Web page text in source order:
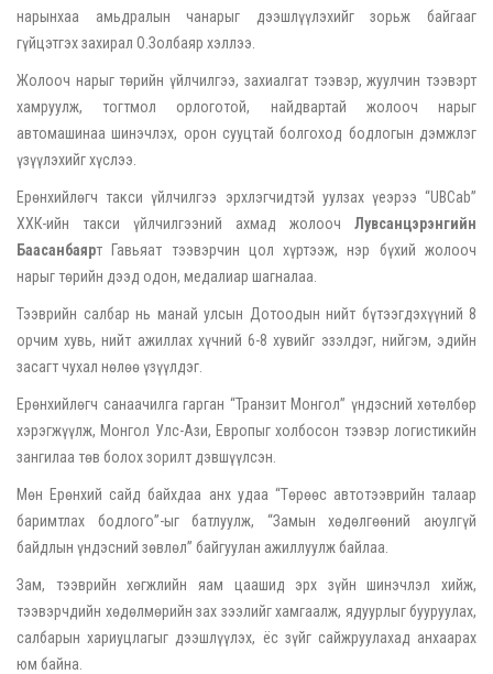
нарынхаа амьдралын чанарыг дээшлүүлэхийг зорьж байгааг
гүйцэтгэх захирал О.Золбаяр хэллээ.
Жолооч нарыг төрийн үйлчилгээ, захиалгат тээвэр, жуулчин тээвэрт
хамруулж, тогтмол орлоготой, найдвартай жолооч нарыг
автомашинаа шинэчлэх, орон сууцтай болгоход бодлогын дэмжлэг
үзүүлэхийг хүслээ.
Ерөнхийлөгч такси үйлчилгээ эрхлэгчидтэй уулзах үеэрээ “UBCab”
ХХК-ийн такси үйлчилгээний ахмад жолооч Лувсанцэрэнгийн
Баасанбаярт Гавьяат тээвэрчин цол хүртээж, нэр бүхий жолооч
нарыг төрийн дээд одон, медалиар шагналаа.
Тээврийн салбар нь манай улсын Дотоодын нийт бүтээгдэхүүний 8
орчим хувь, нийт ажиллах хүчний 6-8 хувийг эзэлдэг, нийгэм, эдийн
засагт чухал нөлөө үзүүлдэг.
Ерөнхийлөгч санаачилга гарган “Транзит Монгол” үндэсний хөтөлбөр
хэрэгжүүлж, Монгол Улс-Ази, Европыг холбосон тээвэр логистикийн
зангилаа төв болох зорилт дэвшүүлсэн.
Мөн Ерөнхий сайд байхдаа анх удаа “Төрөөс автотээврийн талаар
баримтлах бодлого”-ыг батлуулж, “Замын хөдөлгөөний аюулгүй
байдлын үндэсний зөвлөл” байгуулан ажиллуулж байлаа.
Зам, тээврийн хөгжлийн яам цаашид эрх зүйн шинэчлэл хийж,
тээвэрчдийн хөдөлмөрийн зах зээлийг хамгаалж, ядуурлыг бууруулах,
салбарын хариуцлагыг дээшлүүлэх, ёс зүйг сайжруулахад анхаарах
юм байна.